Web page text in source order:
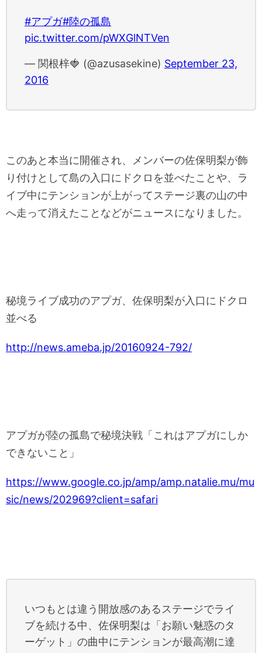
#アプガ#陸の孤島
pic.twitter.com/pWXGlNTVen
— 関根梓🍓 (@azusasekine) September 23,
2016
このあと本当に開催され、メンバーの佐保明梨が飾
り付けとして島の入口にドクロを並べたことや、ラ
イブ中にテンションが上がってステージ裏の山の中
へ走って消えたことなどがニュースになりました。
秘境ライブ成功のアプガ、佐保明梨が入口にドクロ
並べる
http://news.ameba.jp/20160924-792/
アプガが陸の孤島で秘境決戦「これはアプガにしか
できないこと」
https://www.google.co.jp/amp/amp.natalie.mu/mu
sic/news/202969?client=safari
いつもとは違う開放感のあるステージでライ
ブを続ける中、佐保明梨は「お願い魅惑のタ
ーゲット」の曲中にテンションが最高潮に達